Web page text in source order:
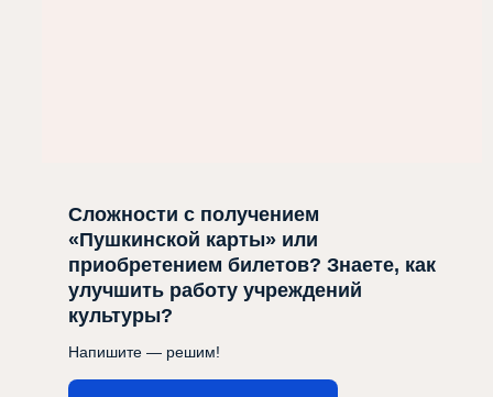
Сложности с получением
«Пушкинской карты» или
приобретением билетов? Знаете, как
улучшить работу учреждений
культуры?
Напишите — решим!